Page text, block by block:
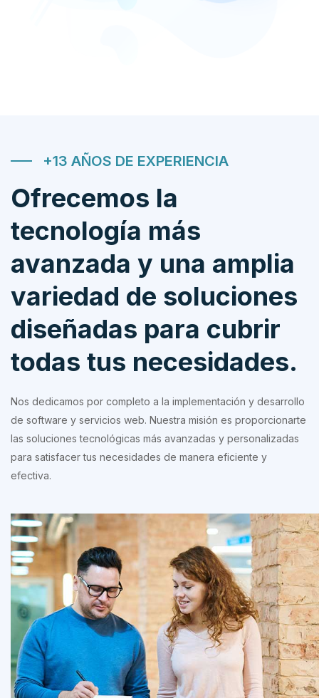
+13 AÑOS DE EXPERIENCIA
Ofrecemos la
tecnología más
avanzada y una amplia
variedad de soluciones
diseñadas para cubrir
todas tus necesidades.
Nos dedicamos por completo a la implementación y desarrollo
de software y servicios web. Nuestra misión es proporcionarte
las soluciones tecnológicas más avanzadas y personalizadas
para satisfacer tus necesidades de manera eficiente y
efectiva.